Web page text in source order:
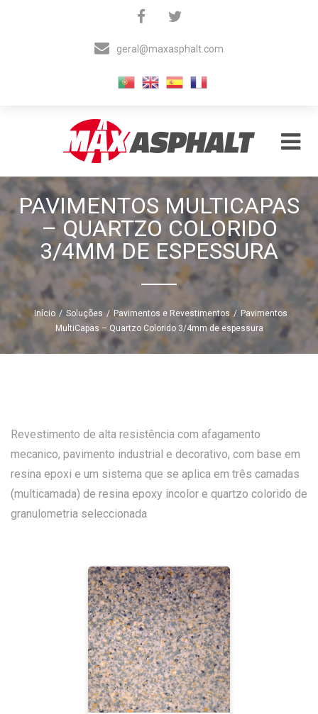
geral@maxasphalt.com
Maxasphalt
Materiais Auxiliares para Asfaltos 
PAVIMENTOS MULTICAPAS
– QUARTZO COLORIDO
3/4MM DE ESPESSURA
Início / Soluções / Pavimentos e Revestimentos / Pavimentos
MultiCapas – Quartzo Colorido 3/4mm de espessura
Revestimento de alta resistência com afagamento
mecanico, pavimento industrial e decorativo, com base em
resina epoxi e um sistema que se aplica em três camadas
(multicamada) de resina epoxy incolor e quartzo colorido de
granulometria seleccionada